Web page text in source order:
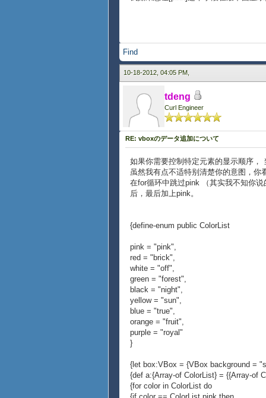
Find
10-18-2012, 04:05 PM,
tdeng
Curl Engineer
RE: vboxのデータ追加について
如果你需要控制特定元素的显示顺序，
虽然我有点不适特别清楚你的意图，你
在for循环中跳过pink （其实我不知你
后，最后加上pink。
{define-enum public ColorList
pink = "pink",
red = "brick",
white = "off",
green = "forest",
black = "night",
yellow = "sun",
blue = "true",
orange = "fruit",
purple = "royal"
}
{let box:VBox = {VBox background =
{def a:{Array-of ColorList} = {{Array-of
{for color in ColorList do